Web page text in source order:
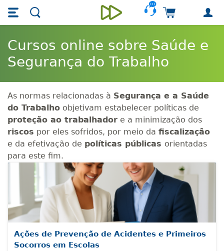
Skip main navigation
Skip to main content
Unieducar
Carrinho de
Cursos online sobre Saúde e
Segurança do Trabalho
As normas relacionadas à Segurança e a Saúde
do Trabalho objetivam estabelecer políticas de
proteção ao trabalhador e a minimização dos
riscos por eles sofridos, por meio da fiscalização
e da efetivação de políticas públicas orientadas
para este fim.
Ações de Prevenção de Acidentes e Primeiros
Socorros em Escolas